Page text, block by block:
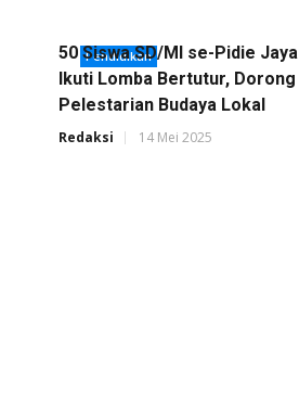
Pendidikan
50 Siswa SD/MI se-Pidie Jaya
Ikuti Lomba Bertutur, Dorong
Pelestarian Budaya Lokal
Redaksi 14 Mei 2025